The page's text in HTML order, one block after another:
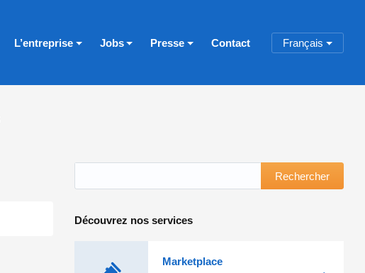
L’entreprise Jobs Presse Contact Français
Rechercher
Découvrez nos services
Marketplace